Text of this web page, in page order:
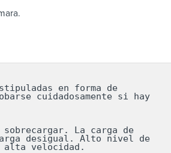
en forma de
cuidadosamente si hay
sobrecargar. La carga de
desigual. Alto nivel de
alta velocidad.